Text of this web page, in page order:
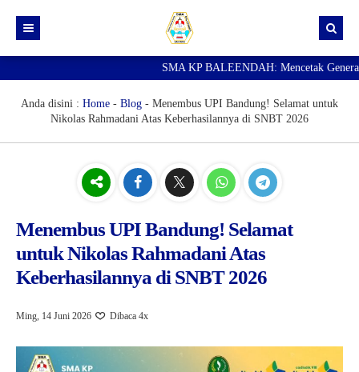
Berita
SNBP
SMA KP BALEENDAH: Mencetak Generasi
Anda disini : Home - Blog - Menembus UPI Bandung! Selamat untuk
Nikolas Rahmadani Atas Keberhasilannya di SNBT 2026
Menembus UPI Bandung! Selamat
untuk Nikolas Rahmadani Atas
Keberhasilannya di SNBT 2026
Ming, 14 Juni 2026 Dibaca 4x